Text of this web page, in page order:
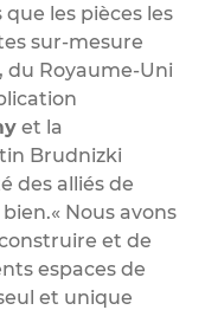
les pièces les
sur-mesure
du Royaume-Uni
et la
Brudnizki
des alliés de
Nous avons
et de
espaces de
et unique